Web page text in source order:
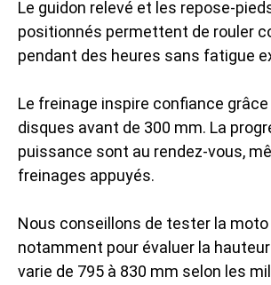
Le guidon relevé et les repose-
positionnés permettent de rouler
pendant des heures sans fatigue
Le freinage inspire confiance
disques avant de 300 mm. La
puissance sont au rendez-vous,
freinages appuyés.
Nous conseillons de tester la moto
notamment pour évaluer la
varie de 795 à 830 mm selon les